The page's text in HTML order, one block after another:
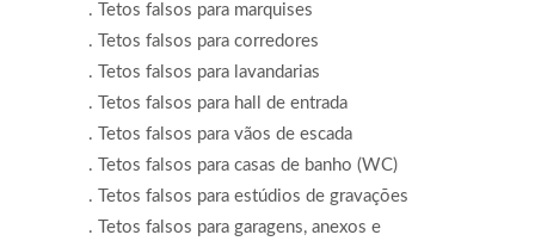
. Tetos falsos para marquises
. Tetos falsos para corredores
. Tetos falsos para lavandarias
. Tetos falsos para hall de entrada
. Tetos falsos para vãos de escada
. Tetos falsos para casas de banho (WC)
. Tetos falsos para estúdios de gravações
. Tetos falsos para garagens, anexos e